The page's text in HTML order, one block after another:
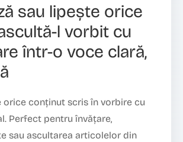
sau lipește orice
l vorbit cu
într-o voce clară,
orice conținut scris în vorbire cu
Perfect pentru învățare,
sau ascultarea articolelor din